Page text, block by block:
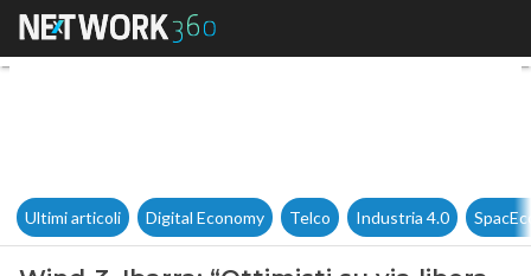
Wind-3, Ibarra: “Ottimisti su
Ultimi articoli Digital Economy Telco Industria 4.0